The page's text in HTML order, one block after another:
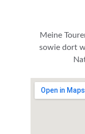
Meine
sowie dort